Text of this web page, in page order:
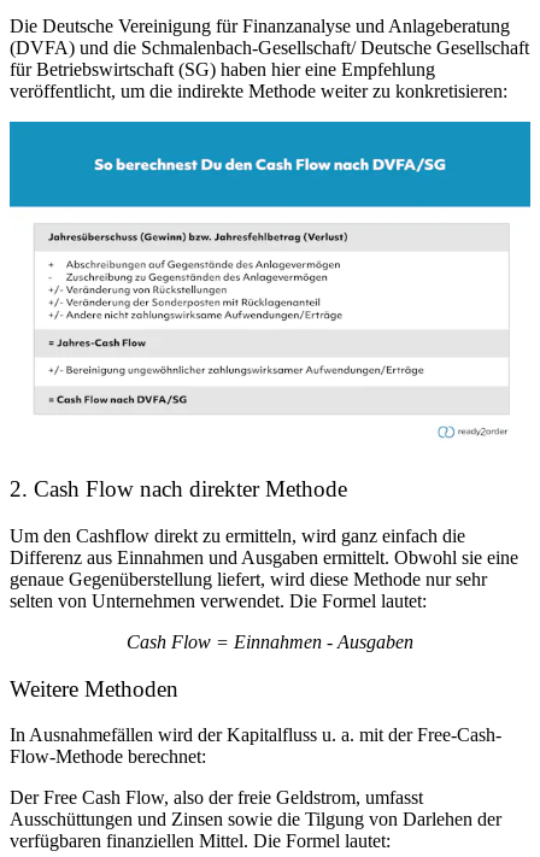
Die Deutsche Vereinigung für Finanzanalyse und Anlageberatung
(DVFA) und die Schmalenbach-Gesellschaft/ Deutsche Gesellschaft
für Betriebswirtschaft (SG) haben hier eine Empfehlung
veröffentlicht, um die indirekte Methode weiter zu konkretisieren:
2. Cash Flow nach direkter Methode
Um den Cashflow direkt zu ermitteln, wird ganz einfach die
Differenz aus Einnahmen und Ausgaben ermittelt. Obwohl sie eine
genaue Gegenüberstellung liefert, wird diese Methode nur sehr
selten von Unternehmen verwendet. Die Formel lautet:
Cash Flow = Einnahmen - Ausgaben
Weitere Methoden
In Ausnahmefällen wird der Kapitalfluss u. a. mit der Free-Cash-
Flow-Methode berechnet:
Der Free Cash Flow, also der freie Geldstrom, umfasst
Ausschüttungen und Zinsen sowie die Tilgung von Darlehen der
verfügbaren finanziellen Mittel. Die Formel lautet: